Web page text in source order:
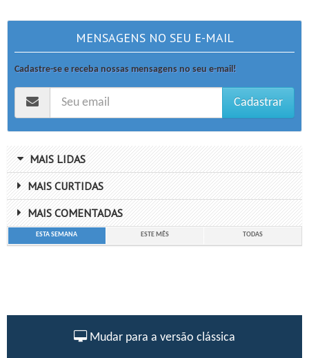
MENSAGENS NO SEU E-MAIL
Cadastre-se e receba nossas mensagens no seu e-mail!
Cadastrar
MAIS LIDAS
MAIS CURTIDAS
MAIS COMENTADAS
ESTA SEMANA ESTE MÊS TODAS
Mudar para a versão clássica